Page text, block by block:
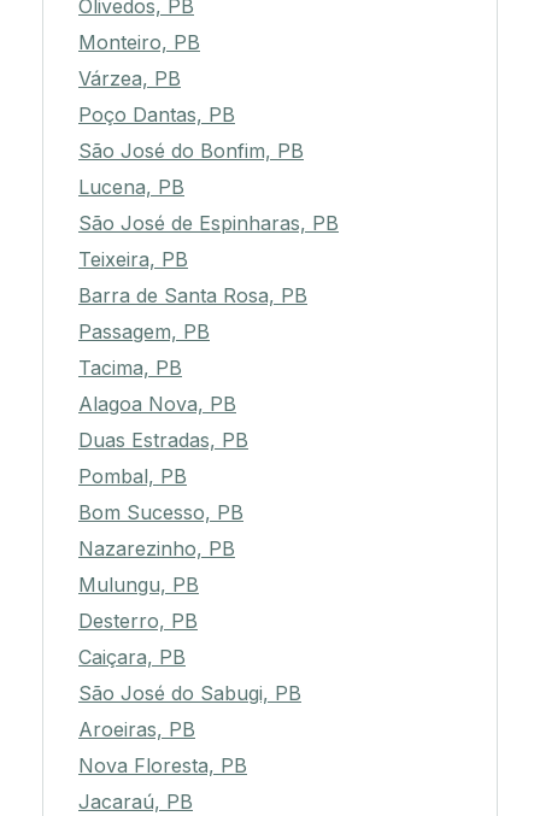
Olivedos, PB
Monteiro, PB
Várzea, PB
Poço Dantas, PB
São José do Bonfim, PB
Lucena, PB
São José de Espinharas, PB
Teixeira, PB
Barra de Santa Rosa, PB
Passagem, PB
Tacima, PB
Alagoa Nova, PB
Duas Estradas, PB
Pombal, PB
Bom Sucesso, PB
Nazarezinho, PB
Mulungu, PB
Desterro, PB
Caiçara, PB
São José do Sabugi, PB
Aroeiras, PB
Nova Floresta, PB
Jacaraú, PB